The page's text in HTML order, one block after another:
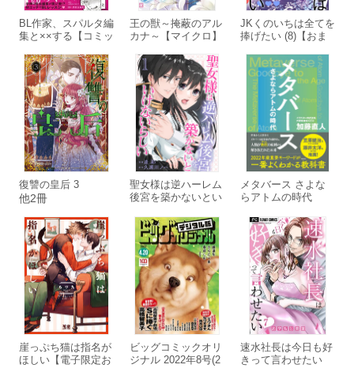
BL作家、スパルタ編
集と××する【コミッ
王の獣～掩蔽のアル
カナ～【マイクロ】
JKくのいちは全てを
捧げたい (8)【おま
復讐の皇后 3
他2冊
聖女様は逆ハーレム
後宮を築かないとい
け描き下ろし付き】
(1)
メタバース さよな
らアトムの時代
崖っぷち猫は指名が
ほしい【電子限定お
ビッグコミックオリ
ジナル 2022年8号(2
速水社長は今日も好
きって言わせたい